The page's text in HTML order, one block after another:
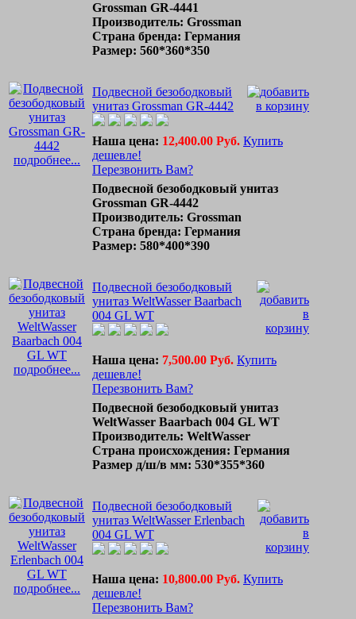
Grossman GR-4441
Производитель: Grossman
Страна бренда: Германия
Размер: 560*360*350
подробнее...
Подвесной безободковый
унитаз Grossman GR-4442
Наша цена: 12,400.00 Руб. Купить
дешевле!
Перезвонить Вам?
Подвесной безободковый унитаз
Grossman GR-4442
Производитель: Grossman
Страна бренда: Германия
Размер: 580*400*390
подробнее...
Подвесной безободковый
унитаз WeltWasser Baarbach
004 GL WT
Наша цена: 7,500.00 Руб. Купить
дешевле!
Перезвонить Вам?
Подвесной безободковый унитаз
WeltWasser Baarbach 004 GL WT
Производитель: WeltWasser
Страна происхождения: Германия
Размер д/ш/в мм: 530*355*360
подробнее...
Подвесной безободковый
унитаз WeltWasser Erlenbach
004 GL WT
Наша цена: 10,800.00 Руб. Купить
дешевле!
Перезвонить Вам?